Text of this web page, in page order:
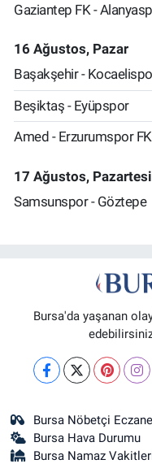
Gaziantep FK -
16 Ağustos, Pazar
Başakşehir -
Beşiktaş - Eyüpspor
Amed - Erzurumspor FK
17 Ağustos, Pazartesi
Samsunspor - Göztepe
Bursa'da yaşanan
Bursa Nöbetçi
Bursa Hava Durumu
Bursa Namaz